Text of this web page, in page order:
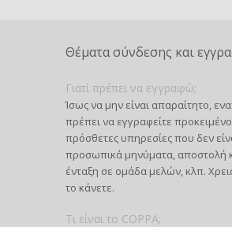
Θέματα σύνδεσης και
Γιατί πρέπει να εγγραφώ;
Ίσως να μην είναι απαραίτητο,
πρέπει να εγγραφείτε
πρόσθετες υπηρεσίες που δεν
προσωπικά μηνύματα, αποστολή
ένταξη σε ομάδα μελών, κλπ.
το κάνετε.
Τι είναι το COPPA;